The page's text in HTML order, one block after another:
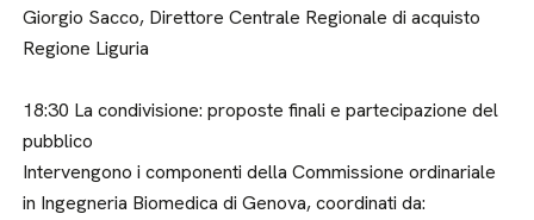
Giorgio Sacco, Direttore Centrale Regionale di acquisto
Regione Liguria
18:30 La condivisione: proposte finali e partecipazione del
pubblico
Intervengono i componenti della Commissione ordinariale
in Ingegneria Biomedica di Genova, coordinati da: